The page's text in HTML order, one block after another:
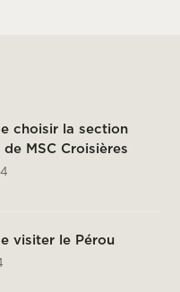
choisir la section
MSC Croisières
visiter le Pérou